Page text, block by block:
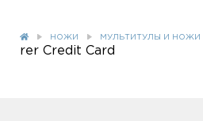
НОЖИ МУЛЬТИТУЛЫ И НОЖИ
rer Credit Card